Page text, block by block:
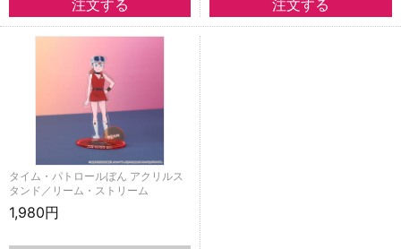
タイム・パトロールぼん アクリルス
タンド／リーム・ストリーム
1,980円